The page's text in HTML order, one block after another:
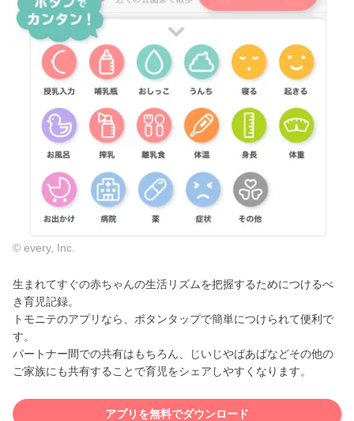
© every, Inc.
生まれてすぐの赤ちゃんの生活リズムを把握するためにつけるべ
き育児記録。
トモニテのアプリなら、ボタンタップで簡単につけられて便利で
す。
パートナー間での共有はもちろん、じいじやばあばなどその他の
ご家族にも共有することで育児をシェアしやすくなります。
アプリを無料でダウンロード